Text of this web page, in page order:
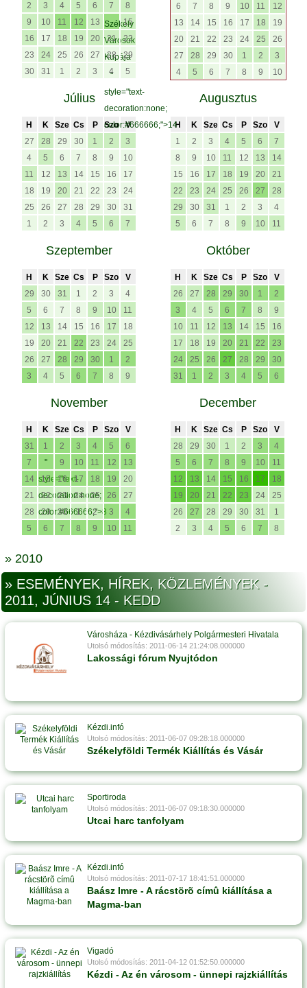
2
3 4 5 6 7
8
9
10 11 12 13 Székely
Városok
Kupája
"
style="text-
decoration:none;
color:#666666;">14
15
16
17 18 19 20 21
22
23
24 25 26 27 28
29
30
31 1 2 3 4 5
6
7 8 9 10 11
12
13
14 15 16 17 18
19
20
21 22 23 24 25
26
27
28 29 30 1 2
3
4
5 6 7 8 9 10
Július
H K Sze Cs P Szo
V
27
28 29 30 1 2
3
4
5 6 7 8 9
10
11
12 13 14 15 16
17
18
19 20 21 22 23
24
25
26 27 28 29 30
31
1
2 3 4 5 6 7
Augusztus
H K Sze Cs P Szo
V
1
2 3 4 5 6
7
8
9 10 11 12 13
14
15
16 17 18 19 20
21
22
23 24 25 26 27
28
29
30 31 1 2 3
4
5
6 7 8 9 10 11
Szeptember
H K Sze Cs P Szo
V
29
30 31 1 2 3
4
5
6 7 8 9 10
11
12
13 14 15 16 17
18
19
20 21 22 23 24
25
26
27 28 29 30 1
2
3
4 5 6 7 8 9
Október
H K Sze Cs P Szo
V
26
27 28 29 30 1
2
3
4 5 6 7 8
9
10
11 12 13 14 15
16
17
18 19 20 21 22
23
24
25 26 27 28 29
30
31
1 2 3 4 5 6
November
H K Sze Cs P Szo
V
31
1 2 3 4 5
6
7
"
style="text-
decoration:none;
color:#666666;">8
9 10 11 12
13
14
15 16 17 18 19
20
21
22 23 24 25 26
27
28
29 30 1 2 3
4
5
6 7 8 9 10 11
December
H K Sze Cs P Szo
V
28
29 30 1 2 3
4
5
6 7 8 9 10
11
12
13 14 15 16 17
18
19
20 21 22 23 24
25
26
27 28 29 30 31
1
2
3 4 5 6 7 8
» 2010
» ESEMÉNYEK, HÍREK, KÖZLEMÉNYEK -
2011, JÚNIUS 14 - KEDD
Városháza - Kézdivásárhely Polgármesteri Hivatala
Utolsó módosítás: 2011-06-14 21:24:08.000000
Lakossági fórum Nyujtódon
Kézdi.infó
Utolsó módosítás: 2011-06-07 09:28:18.000000
Székelyföldi Termék Kiállítás és Vásár
Sportiroda
Utolsó módosítás: 2011-06-07 09:18:30.000000
Utcai harc tanfolyam
Kézdi.infó
Utolsó módosítás: 2011-07-17 18:41:51.000000
Baász Imre - A rácstörõ címû kiállítása a
Magma-ban
Vigadó
Utolsó módosítás: 2011-04-12 01:52:50.000000
Kézdi - Az én városom - ünnepi rajzkiállítás